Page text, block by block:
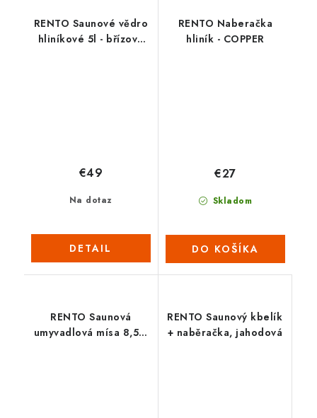
RENTO Saunové vědro
hliníkové 5l - břízově
Na dotaz
€49
DETAIL
RENTO Naberačka
hliník - COPPER
Skladom
€27
DO KOŠÍKA
RENTO Saunová
umyvadlová mísa 8,5 L
RENTO Saunový kbelík
+ naběračka, jahodová